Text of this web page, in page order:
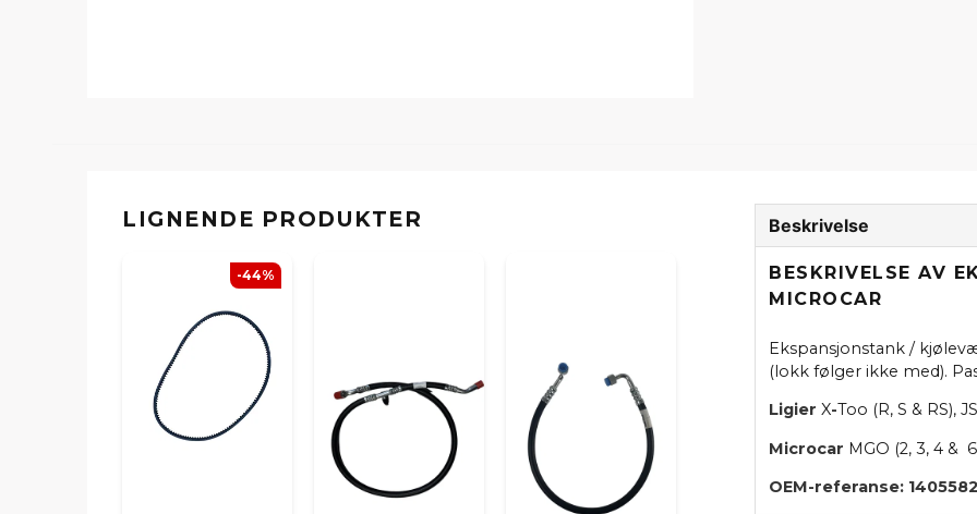
LIGNENDE PRODUKTER
-44%
Beskrivelse
BESKRIVELSE AV
MICROCAR
Ekspansjonstank /
(lokk følger ikke med).
Ligier X-Too (R, S & RS),
Microcar MGO (2, 3, 4 &
OEM-referanse: 1405582